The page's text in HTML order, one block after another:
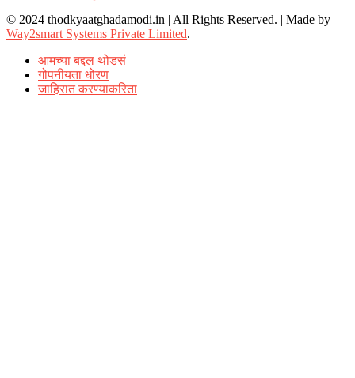
© 2024 thodkyaatghadamodi.in | All Rights Reserved. | Made by
Way2smart Systems Private Limited.
आमच्या बद्दल थोडसं
गोपनीयता धोरण
जाहिरात करण्याकरिता